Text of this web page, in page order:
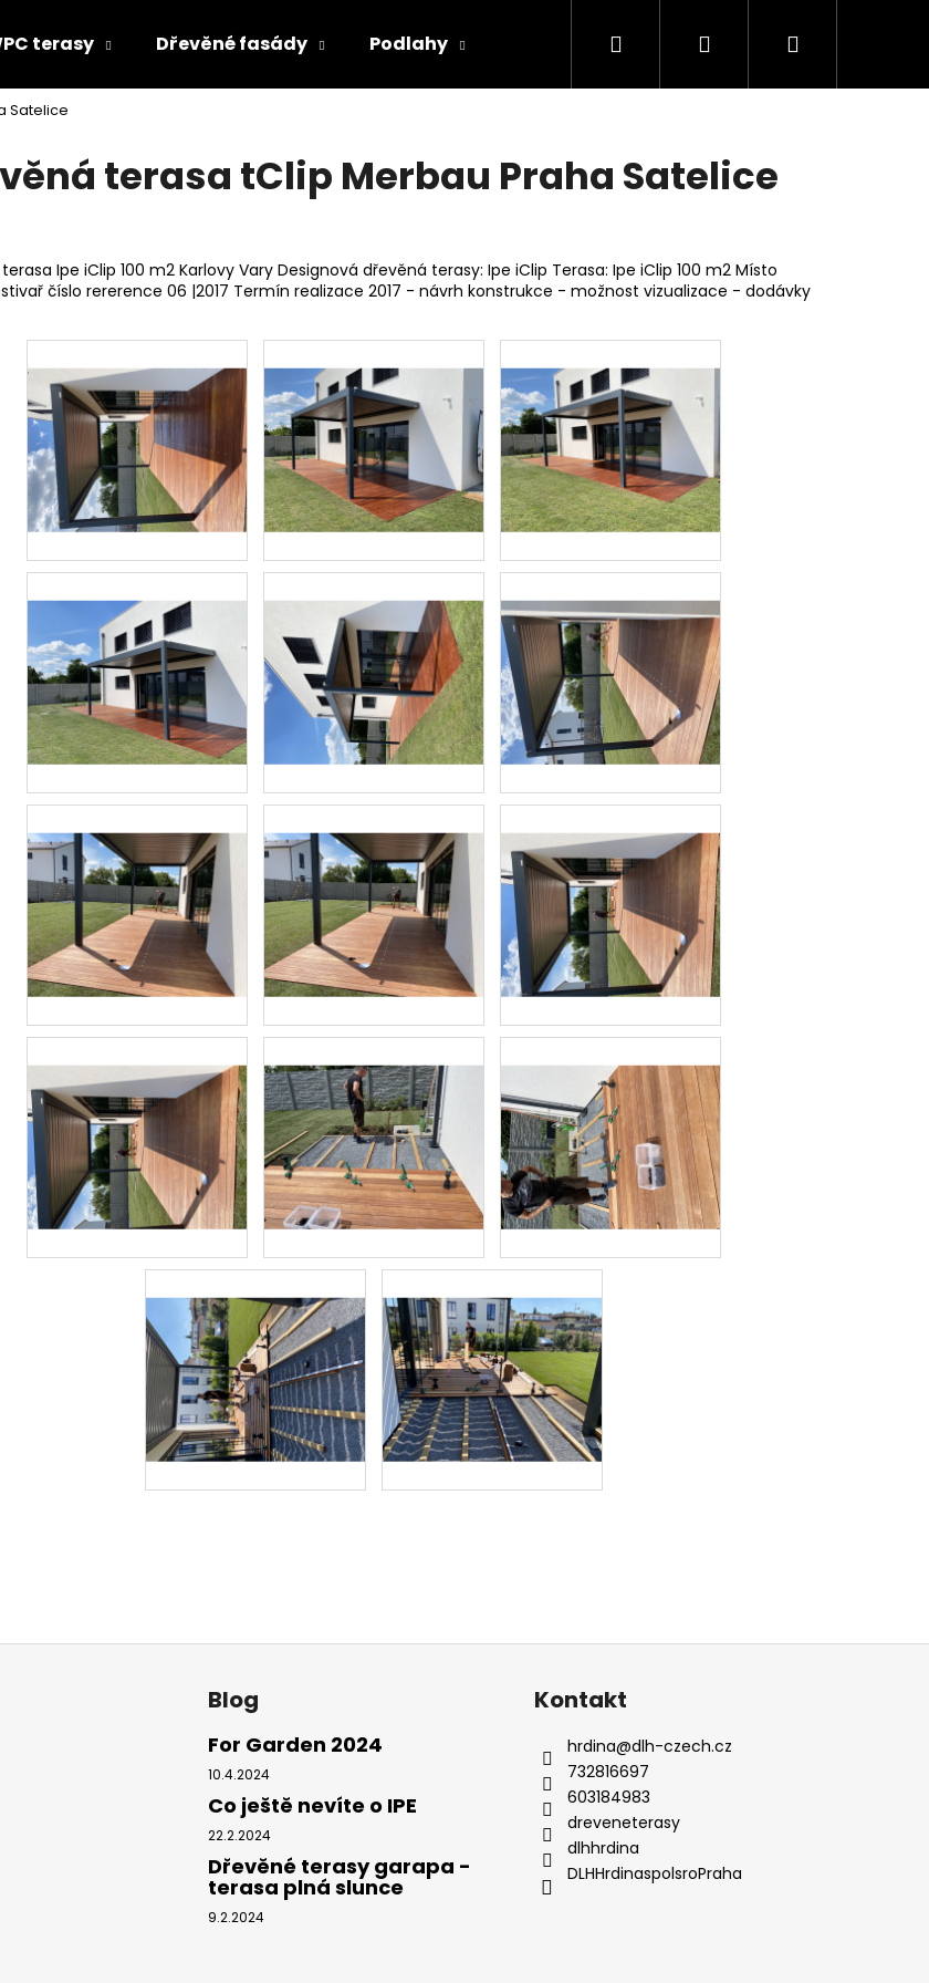
terasy Dřevěné fasády Podlahy Fasády Řezivo
Hledat PřihlášeníNákupní
Satelice
terasa tClip Merbau Praha Satelice
Ipe iClip 100 m2 Karlovy Vary Designová dřevěná terasy: Ipe iClip Terasa: Ipe iClip 100 m2 Místo
číslo rererence 06 |2017 Termín realizace 2017 - návrh konstrukce - možnost vizualizace - dodávky
najít?
HLEDAT
Doporučujeme
4,7X25
VENKOVNÍ GRIL BARRIQUE
55 176 Kč
Blog
For Garden 2024
10.4.2024
Co ještě nevíte o IPE
22.2.2024
Dřevěné terasy garapa -
terasa plná slunce
9.2.2024
Kontakt
hrdina@dlh-czech.cz
732816697
603184983
dreveneterasy
dlhhrdina
DLHHrdinaspolsroPraha